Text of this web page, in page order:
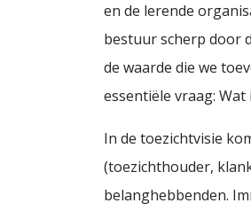
en de lerende
bestuur scherp door
de waarde die we
essentiële vraag:
In de toezichtvisie
(toezichthouder,
belanghebbenden.